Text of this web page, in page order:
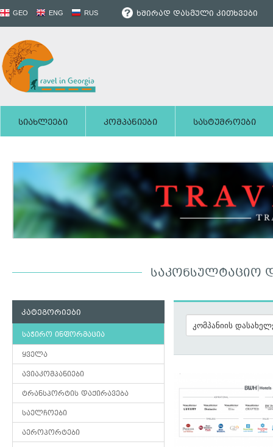
GEO ENG RUS ხშირად დასმული კითხვები
სიახლეები კომპანიები სასტუმროები
ᲡᲐᲙᲝᲜᲡᲣᲚᲢᲐᲪᲘᲝ
კატეგორიები
საჭირო ინფორმაცია
ყველა
ავიაკომპანიები
ტრანსპორტის დაქირავება
საელჩოები
აეროპორტები